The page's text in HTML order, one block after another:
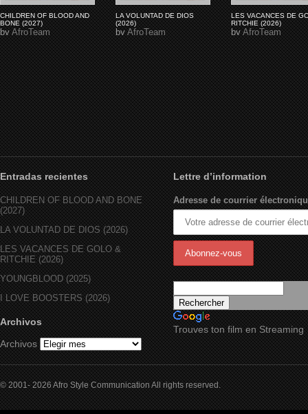
CHILDREN OF BLOOD AND
BONE (2027)
byAfroTeam
LA VOLUNTAD DE DIOS
(2026)
byAfroTeam
LES VACANCES DE
RITCHIE (2026)
byAfroTeam
Entradas recientes
CHILDREN OF BLOOD AND BONE
(2027)
LA VOLUNTAD DE DIOS (2026)
LES VACANCES DE GOLO &
RITCHIE (2026)
YOUNGBLOOD (2025)
I LOVE BOOSTERS (2026)
Archivos
Archivos
Lettre d’information
Adresse de courrier
Trouves ton film en Streaming
© 2001- 2026 Afro Style Communication All rights reserved.